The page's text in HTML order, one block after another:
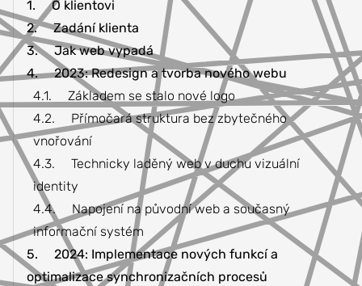
1.
O klientovi
2.
Zadání klienta
3.
Jak web vypadá
4.
2023: Redesign a tvorba nového webu
4.1.
Základem se stalo nové logo
4.2.
Přímočará struktura bez zbytečného
vnořování
4.3.
Technicky laděný web v duchu vizuální
identity
4.4.
Napojení na původní web a současný
informační systém
5.
2024: Implementace nových funkcí a
optimalizace synchronizačních procesů